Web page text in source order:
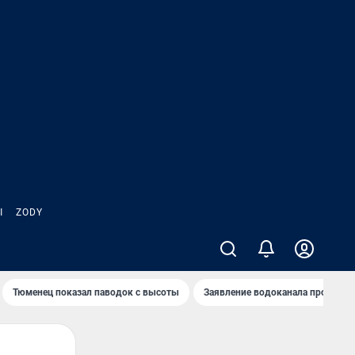
ZODY
Тюменец показал паводок с высоты Заявление водоканала про